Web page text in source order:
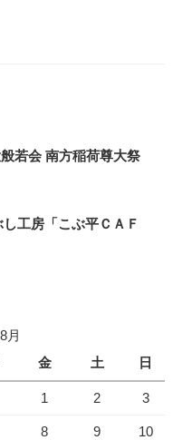
若会 南方稲荷尊大祭
工房「こぶ平ＣＡＦ
月
金 土 日
1 2 3
8 9 10